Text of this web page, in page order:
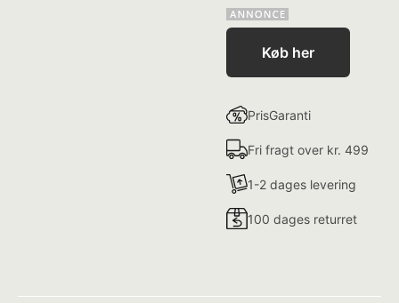
Køb her
PrisGaranti
Fri fragt over kr. 499
1-2 dages levering
100 dages returret